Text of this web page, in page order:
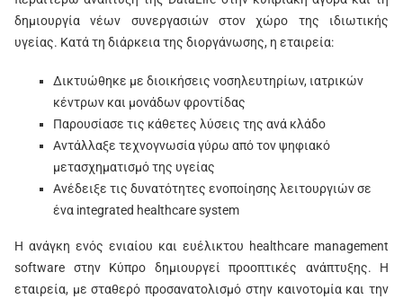
δημιουργία νέων συνεργασιών στον χώρο της ιδιωτικής
υγείας. Κατά τη διάρκεια της διοργάνωσης, η εταιρεία:
Δικτυώθηκε με διοικήσεις νοσηλευτηρίων, ιατρικών
κέντρων και μονάδων φροντίδας
Παρουσίασε τις κάθετες λύσεις της ανά κλάδο
Αντάλλαξε τεχνογνωσία γύρω από τον ψηφιακό
μετασχηματισμό της υγείας
Ανέδειξε τις δυνατότητες ενοποίησης λειτουργιών σε
ένα integrated healthcare system
Η ανάγκη ενός ενιαίου και ευέλικτου healthcare management
software στην Κύπρο δημιουργεί προοπτικές ανάπτυξης. Η
εταιρεία, με σταθερό προσανατολισμό στην καινοτομία και την